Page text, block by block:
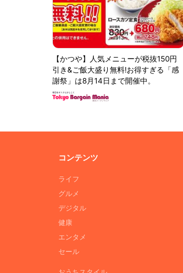
【かつや】人気メニューが税抜150円
引き&ご飯大盛り無料!お得すぎる「感
謝祭」は8月14日まで開催中。
コンテンツ
ライフ
グルメ
デジタル
健康
エンタメ
セール